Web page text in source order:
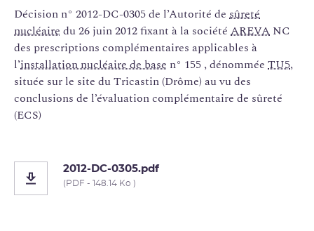
Décision n° 2012-DC-0305 de l’Autorité de sûreté
nucléaire du 26 juin 2012 fixant à la société AREVA NC
des prescriptions complémentaires applicables à
l’installation nucléaire de base n° 155 , dénommée TU5,
située sur le site du Tricastin (Drôme) au vu des
conclusions de l’évaluation complémentaire de sûreté
(ECS)
2012-DC-0305.pdf
(PDF - 148.14 Ko )